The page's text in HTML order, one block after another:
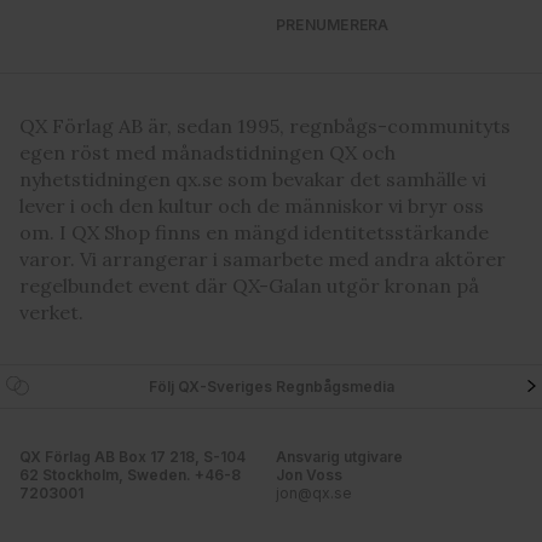
PRENUMERERA
QX Förlag AB är, sedan 1995, regnbågs-communityts
egen röst med månadstidningen QX och
nyhetstidningen qx.se som bevakar det samhälle vi
lever i och den kultur och de människor vi bryr oss
om. I QX Shop finns en mängd identitetsstärkande
varor. Vi arrangerar i samarbete med andra aktörer
regelbundet event där QX-Galan utgör kronan på
verket.
Följ QX-Sveriges Regnbågsmedia
QX Förlag AB Box 17 218, S-104
62 Stockholm, Sweden. +46-8
7203001
Ansvarig utgivare
Jon Voss
jon@qx.se